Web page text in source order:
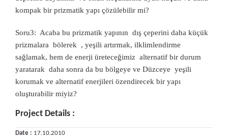
kompak bir prizmatik yapı çözülebilir mi?
Soru3: Acaba bu prizmatik yapının dış çeperini daha küçük
prizmalara bölerek , yeşili artırmak, ilklimlendirme
sağlamak, hem de enerji üreteceğimiz alternatif bir durum
yaratarak daha sonra da bu bölgeye ve Düzceye yeşili
korumak ve alternatif enerjileri özendirecek bir yapı
oluşturabilir miyiz?
Project Details :
Date : 17.10.2010